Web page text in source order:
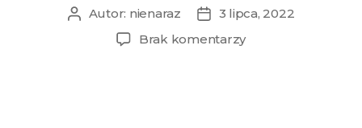
Autor: nienaraz
3 lipca, 2022
Brak komentarzy